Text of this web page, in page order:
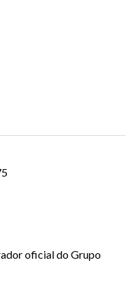
oficial do Grupo